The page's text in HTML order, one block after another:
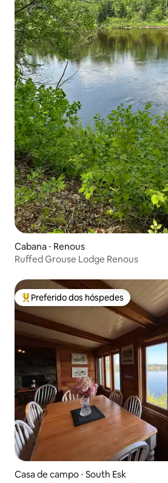
Cabana ⋅ Renous
Ruffed Grouse Lodge Renous
Entre os melhores preferidos dos
Preferido dos hóspedes
Casa de campo ⋅ South Esk